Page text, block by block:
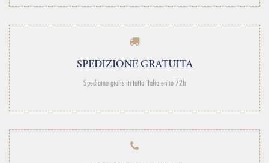
SPEDIZIONE GRATUITA
Spediamo gratis in tutta Italia entro 72h